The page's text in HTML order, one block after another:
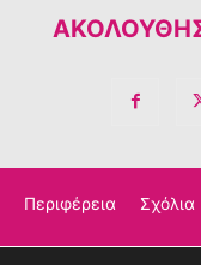
Περιφέρεια Σχόλια